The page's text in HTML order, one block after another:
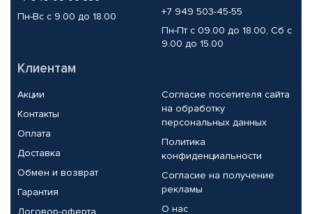
Пн-Вс с 9.00 до 18.00
+7 949 503-45-55
Пн-Пт с 09.00 до 18.00, Сб с
9.00 до 15.00
Клиентам
Акции
Контакты
Оплата
Доставка
Обмен и возврат
Гарантия
Договор-оферта
Согласие посетителя сайта
на обработку
персональных данных
Политика
конфиденциальности
Согласие на получение
рекламы
О нас